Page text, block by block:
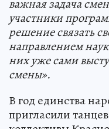
важная задача
участники
решение связать
направлением
них уже сами
смены».
В год единства
пригласили